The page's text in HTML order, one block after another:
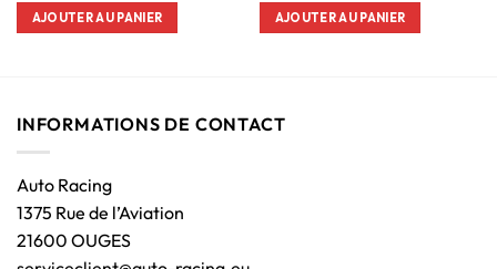
AJOUTER AU PANIER AJOUTER AU PANIER
INFORMATIONS DE CONTACT
Auto Racing
1375 Rue de l’Aviation
21600 OUGES